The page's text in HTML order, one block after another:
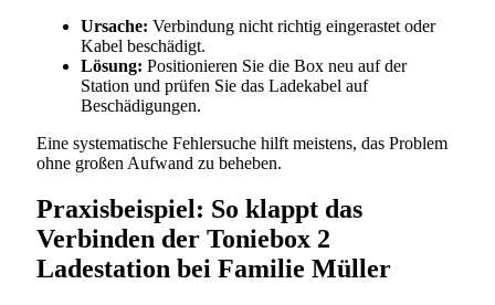
Ursache: Verbindung nicht richtig eingerastet oder
Kabel beschädigt.
Lösung: Positionieren Sie die Box neu auf der
Station und prüfen Sie das Ladekabel auf
Beschädigungen.
Eine systematische Fehlersuche hilft meistens, das Problem
ohne großen Aufwand zu beheben.
Praxisbeispiel: So klappt das
Verbinden der Toniebox 2
Ladestation bei Familie Müller